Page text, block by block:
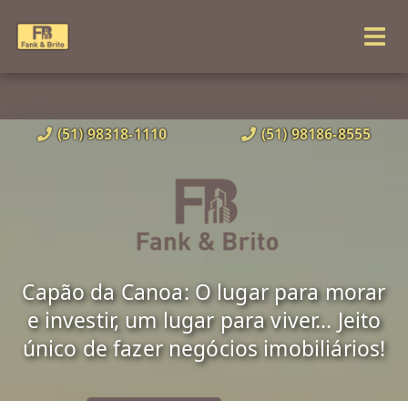
(51) 98318-1110 (51) 98186-8555
Capão da Canoa: O lugar para morar
e investir, um lugar para viver... Jeito
único de fazer negócios imobiliários!